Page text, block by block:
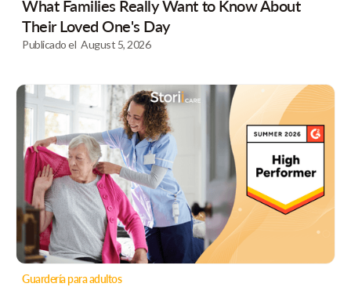
What Families Really Want to Know About
Their Loved One's Day
Publicado el August 5, 2026
Guardería para adultos